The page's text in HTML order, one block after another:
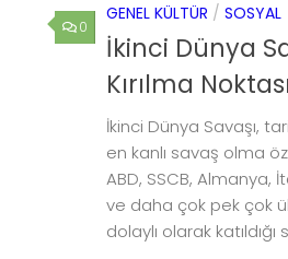
0
GENEL KÜLTÜR / SOSYAL
İkinci Dünya
Kırılma
İkinci Dünya Savaşı,
en kanlı savaş olma
ABD, SSCB, Almanya,
ve daha çok pek çok
dolaylı olarak katıldığı